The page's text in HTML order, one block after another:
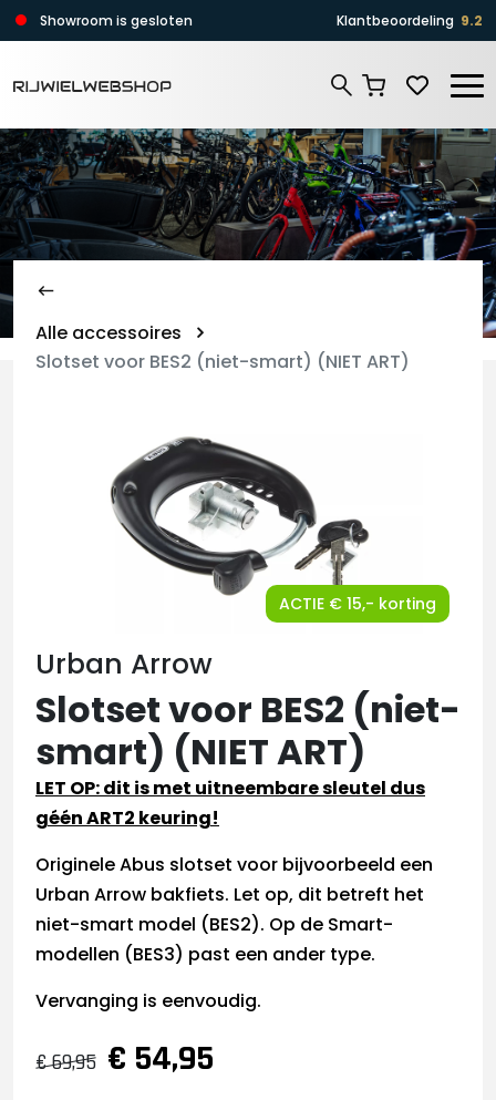
Zoeken
Showroom is gesloten Klantbeoordeling 9.2
Alle accessoires
Slotset voor BES2 (niet-smart) (NIET ART)
ACTIE € 15,- korting
Urban Arrow
Slotset voor BES2 (niet-
smart) (NIET ART)
LET OP: dit is met uitneembare sleutel dus
géén ART2 keuring!
Originele Abus slotset voor bijvoorbeeld een
Urban Arrow bakfiets. Let op, dit betreft het
niet-smart model (BES2). Op de Smart-
modellen (BES3) past een ander type.
Vervanging is eenvoudig.
€ 69,95 € 54,95